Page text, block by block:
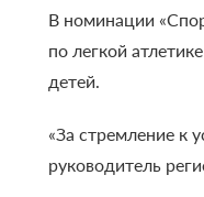
В номинации
по легкой
детей.
«За стремление к
руководитель